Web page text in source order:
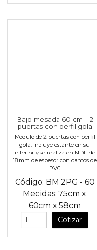
Bajo mesada 60 cm - 2
puertas con perfil gola
Modulo de 2 puertas con perfil
gola. Incluye estante en su
interior y se realiza en MDF de
18 mm de espesor con cantos de
PVC
Código: BM 2PG - 60
Medidas: 75cm x
60cm x 58cm
Cotizar